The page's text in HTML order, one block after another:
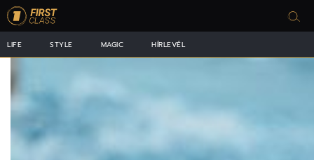
LIFE STYLE MAGIC HÍRLEVÉL